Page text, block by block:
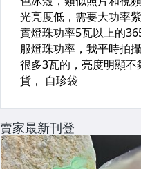
賣家最新刊登